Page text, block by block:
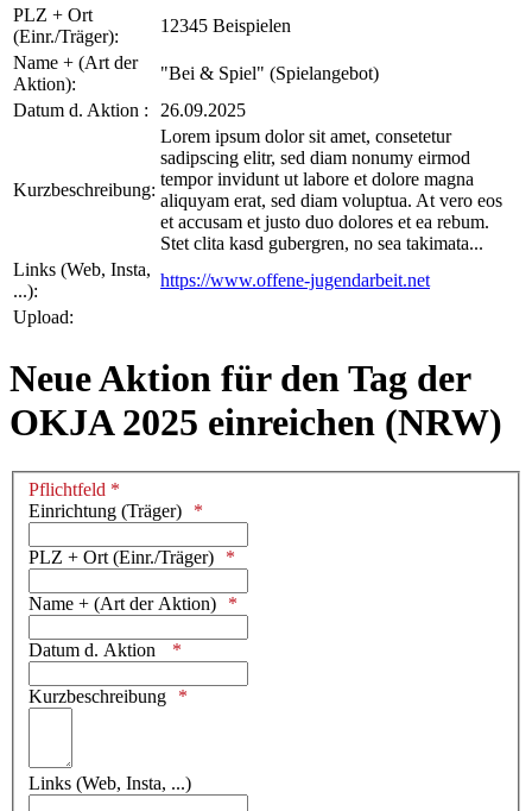
PLZ + Ort
(Einr./Träger):
12345 Beispielen
Name + (Art der
Aktion):
"Bei & Spiel" (Spielangebot)
Datum d. Aktion :
26.09.2025
Kurzbeschreibung:
Lorem ipsum dolor sit amet, consetetur
sadipscing elitr, sed diam nonumy eirmod
tempor invidunt ut labore et dolore magna
aliquyam erat, sed diam voluptua. At vero eos
et accusam et justo duo dolores et ea rebum.
Stet clita kasd gubergren, no sea takimata...
Links (Web, Insta,
...):
https://www.offene-jugendarbeit.net
Upload:
Neue Aktion für den Tag der
OKJA 2025 einreichen (NRW)
Pflichtfeld *
Einrichtung (Träger)
PLZ + Ort (Einr./Träger)
Name + (Art der Aktion)
Datum d. Aktion
Kurzbeschreibung
Links (Web, Insta, ...)